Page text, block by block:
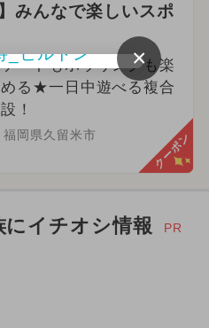
みんなで楽しいスポ
ートもボウリングも楽
める★一日中遊べる複合
！
福岡県久留米市 クーポン
イチオシ情報 PR
×